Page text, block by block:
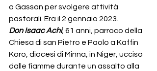
a Gassan per svolgere attività
pastorali. Era il 2 gennaio 2023.
Don Isaac Achi, 61 anni, parroco della
Chiesa di san Pietro e Paolo a Kaffin
Koro, diocesi di Minna, in Niger, ucciso
dalle fiamme durante un assalto alla